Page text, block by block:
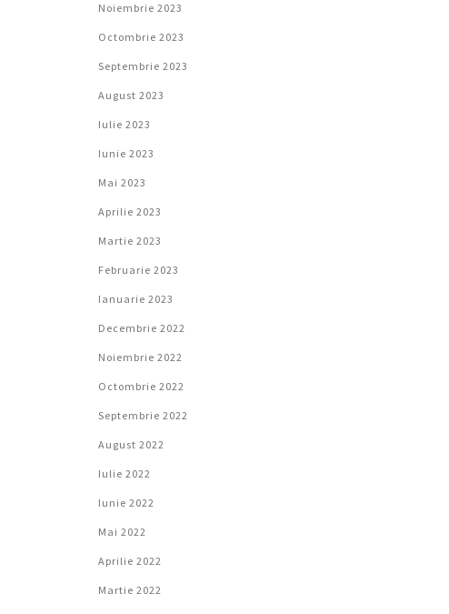
Noiembrie 2023
Octombrie 2023
Septembrie 2023
August 2023
Iulie 2023
Iunie 2023
Mai 2023
Aprilie 2023
Martie 2023
Februarie 2023
Ianuarie 2023
Decembrie 2022
Noiembrie 2022
Octombrie 2022
Septembrie 2022
August 2022
Iulie 2022
Iunie 2022
Mai 2022
Aprilie 2022
Martie 2022